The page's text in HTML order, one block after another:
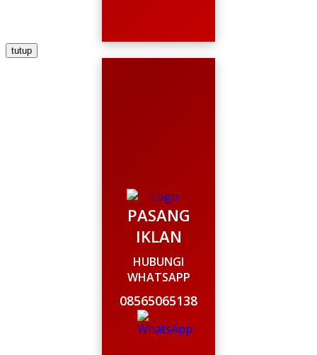
tutup
PASANG
IKLAN
HUBUNGI
WHATSAPP
08565065138